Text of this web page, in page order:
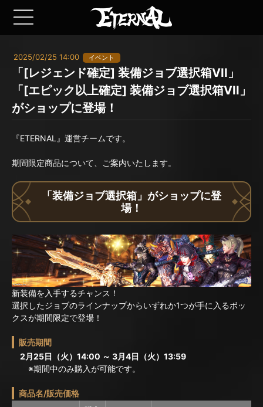
2025/02/25 14:00 イベント
「[レジェンド確定] 装備ジョブ選択箱VII」
「[エピック以上確定] 装備ジョブ選択箱VII」
がショップに登場！
『ETERNAL』運営チームです。
期間限定商品について、ご案内いたします。
「装備ジョブ選択箱」がショップに登
場！
新装備を入手するチャンス！
選択したジョブのラインナップからいずれか1つが手に入るボッ
クスが期間限定で登場！
販売期間
2月25日（火）14:00 ～ 3月4日（火）13:59
※期間中のみ購入が可能です。
商品名/販売価格